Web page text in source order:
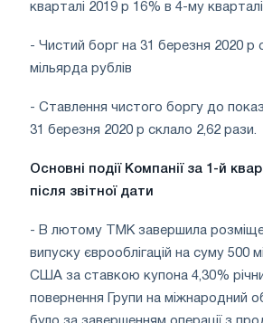
кварталі 2019 р 16% в 4-му
- Чистий борг на 31 березня 2020 р
мільярда рублів
- Ставлення чистого боргу до
31 березня 2020 р склало 2,62 рази.
Основні події Компанії за 1-й
після звітної дати
- В лютому ТМК завершила
випуску єврооблігацій на суму 500
США за ставкою купона 4,30%
повернення Групи на міжнародний